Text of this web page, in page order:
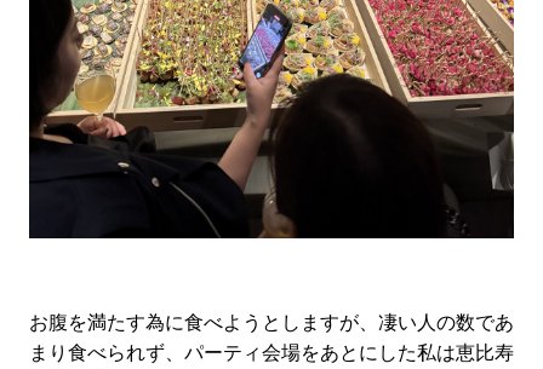
お腹を満たす為に食べようとしますが、凄い人の数であ
まり食べられず、パーティ会場をあとにした私は恵比寿